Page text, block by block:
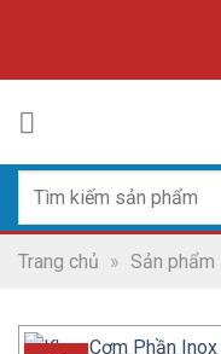
kiếm:
Trang chủ » Sản phẩm